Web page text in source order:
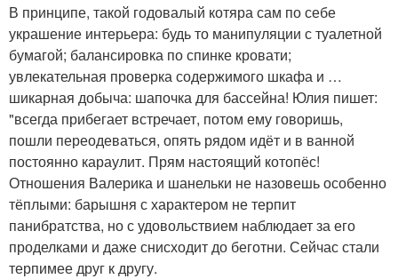
В принципе, такой годовалый котяра сам по себе
украшение интерьера: будь то манипуляции с туалетной
бумагой; балансировка по спинке кровати;
увлекательная проверка содержимого шкафа и …
шикарная добыча: шапочка для бассейна! Юлия пишет:
"всегда прибегает встречает, потом ему говоришь,
пошли переодеваться, опять рядом идёт и в ванной
постоянно караулит. Прям настоящий котопёс!
Отношения Валерика и шанельки не назовешь особенно
тёплыми: барышня с характером не терпит
панибратства, но с удовольствием наблюдает за его
проделками и даже снисходит до беготни. Сейчас стали
терпимее друг к другу.